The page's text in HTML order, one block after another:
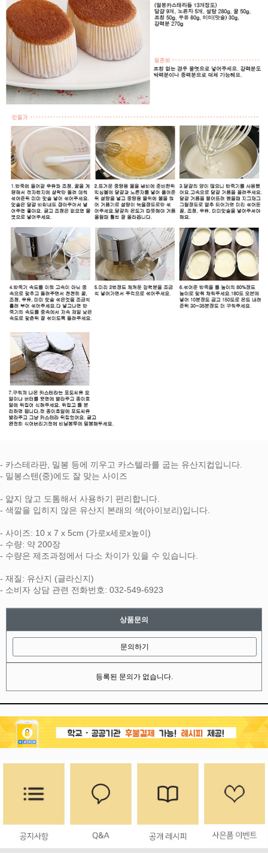
페이코 라이
구매
- 카스테라판, 밀봉 등에 끼우고 카스텔라를 굽는 유산지컵입니다.
- 밀봉스텐(중)에도 잘 맞는 사이즈
- 얇지 않고 도톰해서 사용하기 편리합니다.
- 색깔을 입히지 않은 유산지 본래의 색(아이보리)입니다.
- 사이즈: 10 x 7 x 5cm (가로x세로x높이)
- 수량: 약 200장
- 수량은 제조과정에서 다소 차이가 있을 수 있습니다.
- 재질: 유산지 (글라신지)
- 소비자 상담 관련 전화번호: 032-549-6923
상품문의
문의하기
등록된 문의가 없습니다.